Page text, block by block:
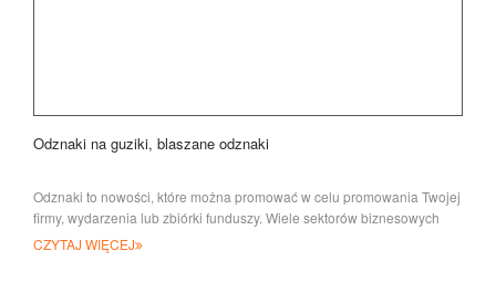
Odznaki na guziki, blaszane odznaki
Odznaki to nowości, które można promować w celu promowania Twojej
firmy, wydarzenia lub zbiórki funduszy. Wiele sektorów biznesowych
skorzystało na tym
CZYTAJ WIĘCEJ